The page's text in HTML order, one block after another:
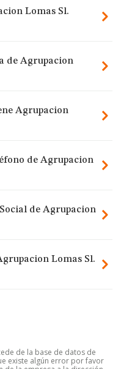
Lomas Sl.
de Agrupacion
Agrupacion
de Agrupacion
de Agrupacion
Lomas Sl.
de la base de datos de
existe algún error por favor